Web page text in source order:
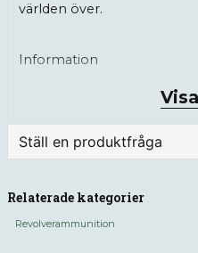
världen över.
Information
Kultyp: JHP
Hastighet: 300 m/s
Ställ en produktfråga
Fråga oss något om
Relaterade kategorier
Revolverammunition